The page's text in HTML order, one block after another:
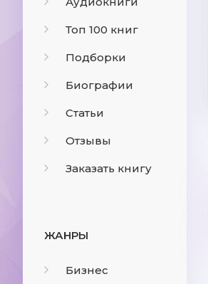
Топ 100 книг
Подборки
Биографии
Статьи
Отзывы
Заказать книгу
ЖАНРЫ
Бизнес